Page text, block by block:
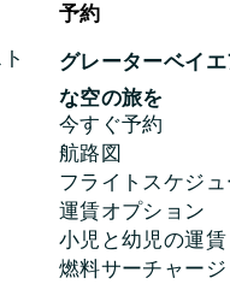
予約
グレーターベイ
な空の旅を
今すぐ予約
航路図
フライトスケジ
運賃オプション
小児と幼児の運賃
燃料サーチャージ